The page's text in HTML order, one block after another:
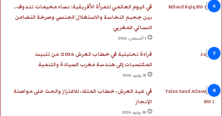
في اليوم العالمي للمرأة الأفريقية: نساء مخيمات تندوف..
بين جحيم النخاسة والاستغلال الجنسي وصرخة التضامن
النسائي المغربي
1 أغسطس، 2026
قراءة تحليلية في خطاب العرش 2026: من تثبيت
المكتسبات إلى هندسة مغرب السيادة والتنمية
31 يوليو، 2026
في عيد العرش، خطاب الملك، للاعتزاز والحث على مواصلة
الإنجاز
30 يوليو، 2026